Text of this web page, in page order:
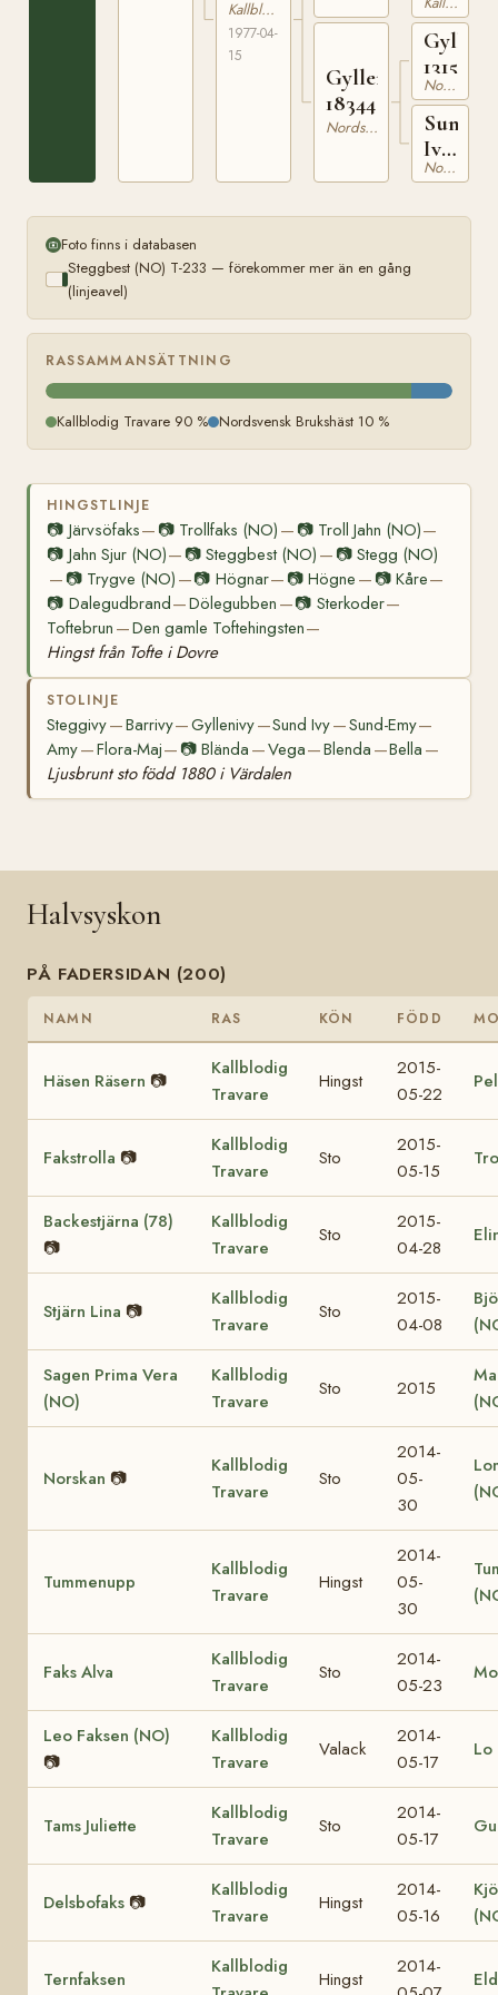
Kallblodig Travare
1977-04-
15
Gyllenivy
18344
Nordsvensk Brukshäst
38
1315
Nordsvensk Brukshäst
Sund
Ivy
16571
Nordsvensk Brukshäst
Foto finns i databasen
Steggbest (NO) T-233 — förekommer mer än en gång
(linjeavel)
RASSAMMANSÄTTNING
Kallblodig Travare 90 % Nordsvensk Brukshäst 10 %
HINGSTLINJE
📷 Järvsöfaks— 📷 Trollfaks (NO) — 📷 Troll Jahn (NO)—
📷 Jahn Sjur (NO)— 📷Steggbest (NO) — 📷 Stegg (NO)
— 📷 Trygve (NO) —📷 Högnar— 📷Högne — 📷 Kåre—
📷 Dalegudbrand—Dölegubben —📷 Sterkoder—
Toftebrun —Den gamle Toftehingsten—
Hingst från Tofte i Dovre
STOLINJE
Steggivy—Barrivy—Gyllenivy—Sund Ivy—Sund-Emy—
Amy—Flora-Maj— 📷Blända —Vega—Blenda —Bella —
Ljusbrunt sto född 1880 i Värdalen
Halvsyskon
PÅ FADERSIDAN (200)
NAMN RAS KÖN FÖDD
Häsen Räsern 📷
Kallblodig
Travare
Hingst
2015-
05-22
Fakstrolla 📷
Kallblodig
Travare
Sto
2015-
05-15
Backestjärna (78)
📷
Kallblodig
Travare
Sto
2015-
04-28
Stjärn Lina 📷
Kallblodig
Travare
Sto
2015-
04-08
Sagen Prima Vera
(NO)
Kallblodig
Travare
Sto 2015
Norskan 📷
Kallblodig
Travare
Sto
2014-
05-
30
Tummenupp
Kallblodig
Travare
Hingst
2014-
05-
30
Faks Alva
Kallblodig
Travare
Sto
2014-
05-23
Leo Faksen (NO)
📷
Kallblodig
Travare
Valack
2014-
05-17
Lo
Tams Juliette
Kallblodig
Travare
Sto
2014-
05-17
Delsbofaks 📷
Kallblodig
Travare
Hingst
2014-
05-16
Ternfaksen
Kallblodig
Hingst
2014-